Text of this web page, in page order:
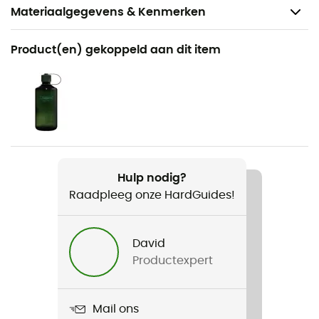
Materiaalgegevens & Kenmerken
Aanbevolen voor
Wandelen / Trekking
Gewicht
Ferrox GTX Mid
Gebruikte Technologieën
Product(en) gekoppeld aan dit item
Hulp nodig?
Raadpleeg onze HardGuides!
David
Productexpert
Mail ons